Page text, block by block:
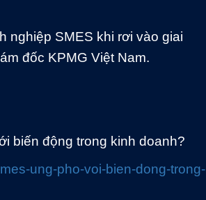
nghiệp SMES khi rơi vào giai
đốc KPMG Việt Nam.
biến động trong kinh doanh?
ung-pho-voi-bien-dong-trong-